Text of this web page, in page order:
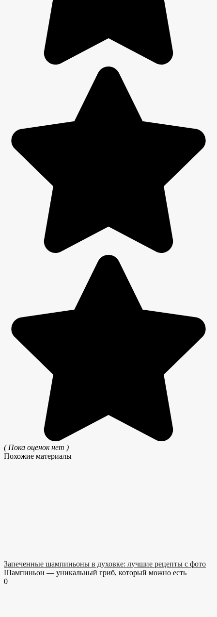
( Пока оценок нет )
Похожие материалы
Запеченные шампиньоны в духовке: лучшие рецепты с фото
Шампиньон — уникальный гриб, который можно есть
0